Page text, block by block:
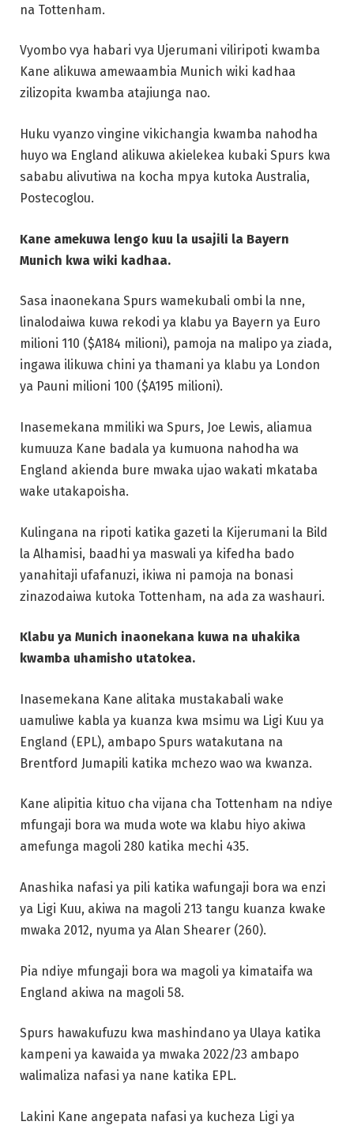
na Tottenham.
Vyombo vya habari vya Ujerumani viliripoti kwamba
Kane alikuwa amewaambia Munich wiki kadhaa
zilizopita kwamba atajiunga nao.
Huku vyanzo vingine vikichangia kwamba nahodha
huyo wa England alikuwa akielekea kubaki Spurs kwa
sababu alivutiwa na kocha mpya kutoka Australia,
Postecoglou.
Kane amekuwa lengo kuu la usajili la Bayern
Munich kwa wiki kadhaa.
Sasa inaonekana Spurs wamekubali ombi la nne,
linalodaiwa kuwa rekodi ya klabu ya Bayern ya Euro
milioni 110 ($A184 milioni), pamoja na malipo ya ziada,
ingawa ilikuwa chini ya thamani ya klabu ya London
ya Pauni milioni 100 ($A195 milioni).
Inasemekana mmiliki wa Spurs, Joe Lewis, aliamua
kumuuza Kane badala ya kumuona nahodha wa
England akienda bure mwaka ujao wakati mkataba
wake utakapoisha.
Kulingana na ripoti katika gazeti la Kijerumani la Bild
la Alhamisi, baadhi ya maswali ya kifedha bado
yanahitaji ufafanuzi, ikiwa ni pamoja na bonasi
zinazodaiwa kutoka Tottenham, na ada za washauri.
Klabu ya Munich inaonekana kuwa na uhakika
kwamba uhamisho utatokea.
Inasemekana Kane alitaka mustakabali wake
uamuliwe kabla ya kuanza kwa msimu wa Ligi Kuu ya
England (EPL), ambapo Spurs watakutana na
Brentford Jumapili katika mchezo wao wa kwanza.
Kane alipitia kituo cha vijana cha Tottenham na ndiye
mfungaji bora wa muda wote wa klabu hiyo akiwa
amefunga magoli 280 katika mechi 435.
Anashika nafasi ya pili katika wafungaji bora wa enzi
ya Ligi Kuu, akiwa na magoli 213 tangu kuanza kwake
mwaka 2012, nyuma ya Alan Shearer (260).
Pia ndiye mfungaji bora wa magoli ya kimataifa wa
England akiwa na magoli 58.
Spurs hawakufuzu kwa mashindano ya Ulaya katika
kampeni ya kawaida ya mwaka 2022/23 ambapo
walimaliza nafasi ya nane katika EPL.
Lakini Kane angepata nafasi ya kucheza Ligi ya